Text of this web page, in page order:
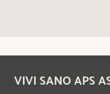
VIVI SANO APS